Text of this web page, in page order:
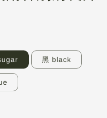
黑 black